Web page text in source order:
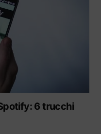
6 trucchi